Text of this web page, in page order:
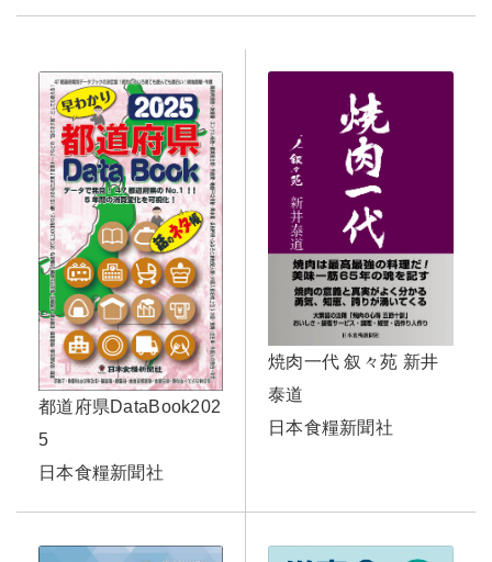
都道府県DataBook202
5
日本食糧新聞社
焼肉一代 叙々苑 新井
泰道
日本食糧新聞社